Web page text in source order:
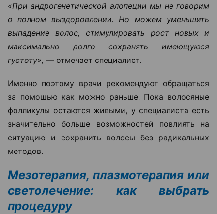
«При андрогенетической алопеции мы не говорим
о полном выздоровлении. Но можем уменьшить
выпадение волос, стимулировать рост новых и
максимально долго сохранять имеющуюся
густоту», — отмечает специалист.
Именно поэтому врачи рекомендуют обращаться
за помощью как можно раньше. Пока волосяные
фолликулы остаются живыми, у специалиста есть
значительно больше возможностей повлиять на
ситуацию и сохранить волосы без радикальных
методов.
Мезотерапия, плазмотерапия или
светолечение: как выбрать
процедуру